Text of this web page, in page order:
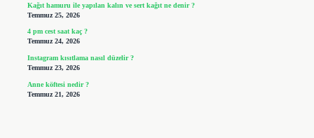
Kağıt hamuru ile yapılan kalın ve sert kağıt ne denir ?
Temmuz 25, 2026
4 pm cest saat kaç ?
Temmuz 24, 2026
Instagram kısıtlama nasıl düzelir ?
Temmuz 23, 2026
Anne köftesi nedir ?
Temmuz 21, 2026